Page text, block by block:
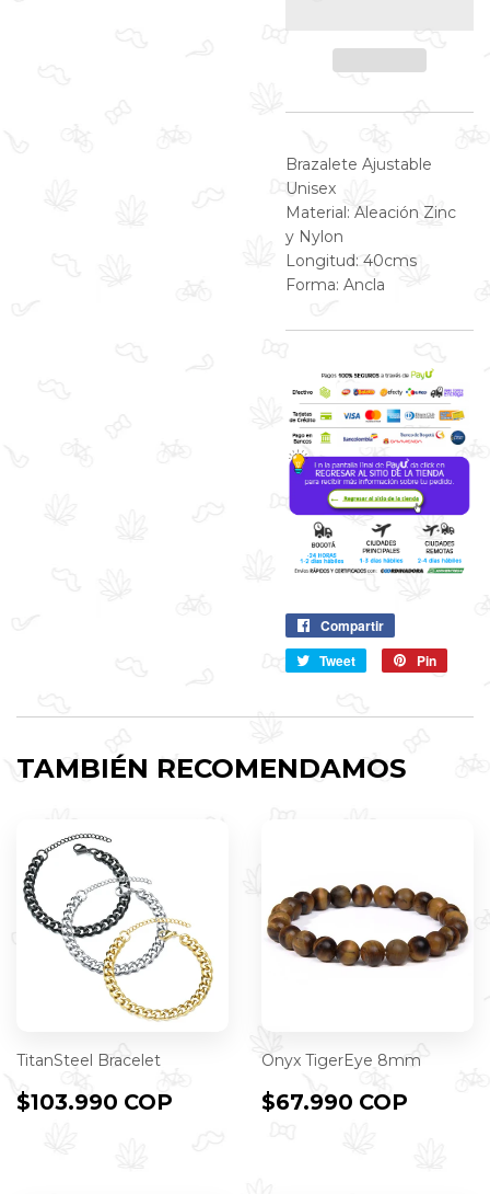
Brazalete Ajustable
Unisex
Material: Aleación Zinc
y Nylon
Longitud: 40cms
Forma: Ancla
Compartir
en
Facebook
Tweet
CompartirPin
TAMBIÉN RECOMENDAMOS
TitanSteel Bracelet
PRECIO
$103.990 COP $103.990
Onyx TigerEye 8mm
PRECIO
$67.990 COP